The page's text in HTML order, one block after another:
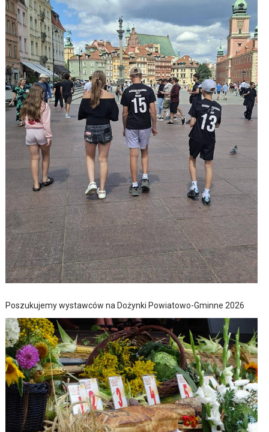
Poszukujemy wystawców na Dożynki Powiatowo-Gminne 2026